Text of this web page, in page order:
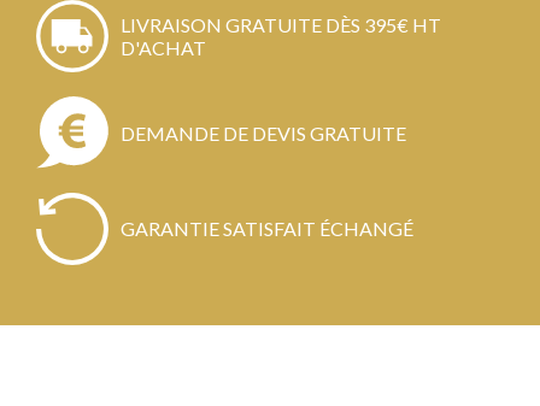
LIVRAISON GRATUITE DÈS 395€ HT
D'ACHAT
DEMANDE DE DEVIS GRATUITE
GARANTIE SATISFAIT ÉCHANGÉ